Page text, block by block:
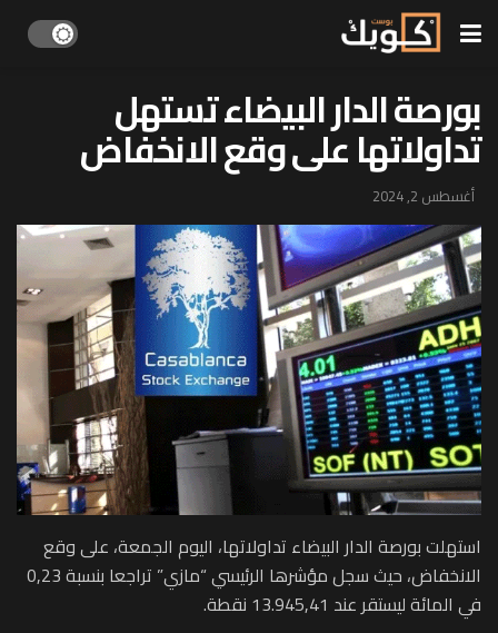
بورصة الدار البيضاء تستهل
تداولاتها على وقع الانخفاض
أغسطس 2, 2024
استهلت بورصة الدار البيضاء تداولاتها، اليوم الجمعة، على وقع
الانخفاض، حيث سجل مؤشرها الرئيسي “مازي” تراجعا بنسبة 0,23
في المائة ليستقر عند 13.945,41 نقطة.